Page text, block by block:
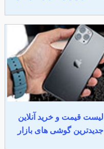
لیست قیمت و خرید آنلاین
جدیدترین گوشی های بازار